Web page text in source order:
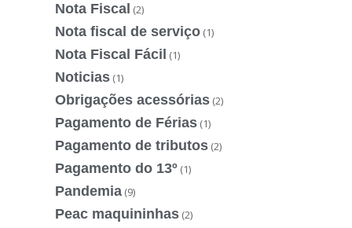
Nota Fiscal (2)
Nota fiscal de serviço (1)
Nota Fiscal Fácil (1)
Noticias (1)
Obrigações acessórias (2)
Pagamento de Férias (1)
Pagamento de tributos (2)
Pagamento do 13º (1)
Pandemia (9)
Peac maquininhas (2)